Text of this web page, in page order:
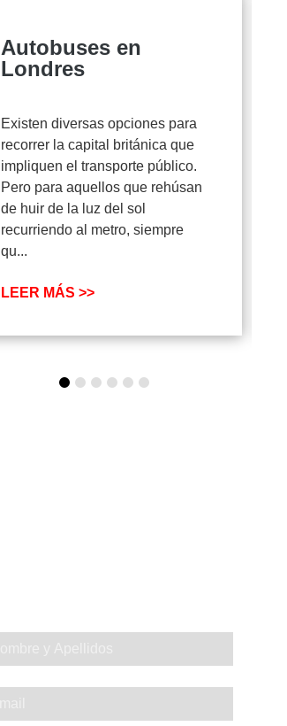
Autobuses en
Londres
Existen diversas opciones para
recorrer la capital británica que
impliquen el transporte público.
Pero para aquellos que rehúsan
de huir de la luz del sol
recurriendo al metro, siempre
qu...
LEER MÁS >>